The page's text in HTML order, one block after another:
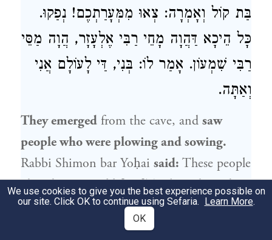
בַּת קוֹל וְאָמְרָה: צְאוּ מִמְּעָרַתְכֶם! נְפַקוּ.
כָּל הֵיכָא דַּהֲוָה מָחֵי רַבִּי אֶלְעָזָר, הֲוָה מַסֵּי
רַבִּי שִׁמְעוֹן. אָמַר לוֹ: בְּנִי, דַּי לָעוֹלָם אֲנִי
וְאַתָּה.
They emerged from the cave, and saw
people who were plowing and sowing.
Rabbi Shimon bar Yoḥai said: These people
abandon eternal lifeof Torah studyand
engage in temporal lifefor their own
sustenance. The Gemara relates that
We use cookies to give you the best experience possible on
our site. Click OK to continue using Sefaria. Learn More.
OK